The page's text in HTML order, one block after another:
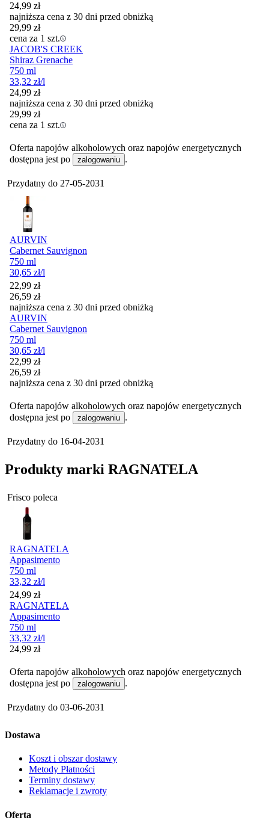
24,99 zł
najniższa cena z 30 dni przed obniżką
29,99 zł
cena za 1 szt.
JACOB'S CREEK
Shiraz Grenache
750 ml
33,32 zł/l
24,99 zł
najniższa cena z 30 dni przed obniżką
29,99 zł
cena za 1 szt.
Oferta napojów alkoholowych oraz napojów energetycznych
dostępna jest po
zalogowaniu .
Przydatny do 27-05-2031
AURVIN
Cabernet Sauvignon
750 ml
30,65 zł/l
Cena promocyjna
22,99 zł
26,59 zł
najniższa cena z 30 dni przed obniżką
AURVIN
Cabernet Sauvignon
750 ml
30,65 zł/l
Cena promocyjna
22,99 zł
26,59 zł
najniższa cena z 30 dni przed obniżką
Oferta napojów alkoholowych oraz napojów energetycznych
dostępna jest po
zalogowaniu .
Przydatny do 16-04-2031
Produkty marki RAGNATELA
Frisco poleca
RAGNATELA
Appasimento
750 ml
33,32 zł/l
Cena
24,99 zł
RAGNATELA
Appasimento
750 ml
33,32 zł/l
Cena
24,99 zł
Oferta napojów alkoholowych oraz napojów energetycznych
dostępna jest po
zalogowaniu .
Przydatny do 03-06-2031
Dostawa
Koszt i obszar dostawy
Metody Płatności
Terminy dostawy
Reklamacje i zwroty
Oferta